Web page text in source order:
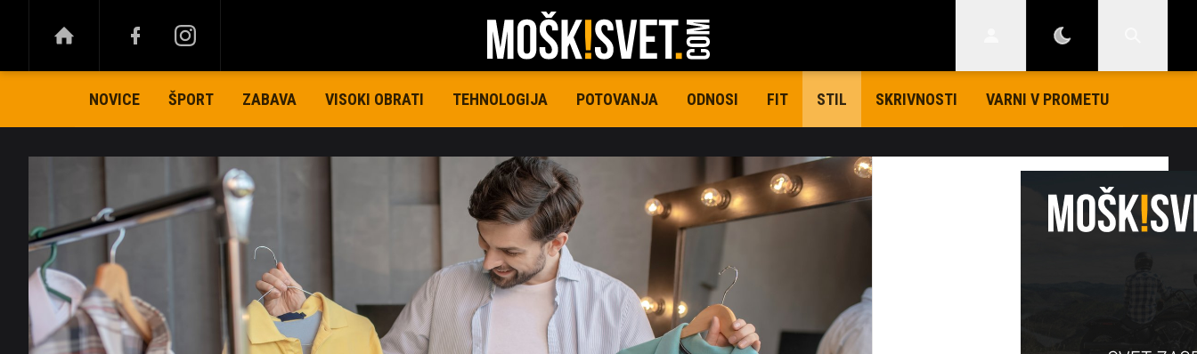
NOVICE ŠPORT ZABAVA VISOKI OBRATI TEHNOLOGIJA POTOVANJA ODNOSI FIT STIL SKRIVNOSTI VARNI V PROMETU